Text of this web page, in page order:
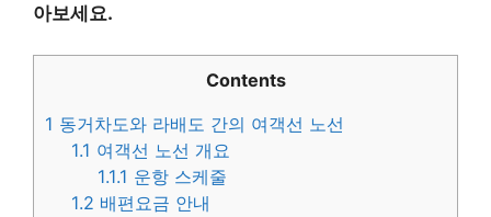
아보세요.
Contents
1 동거차도와 라배도 간의 여객선 노선
1.1 여객선 노선 개요
1.1.1 운항 스케줄
1.2 배편요금 안내